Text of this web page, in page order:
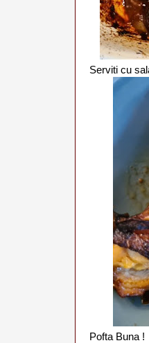
Serviti cu
Pofta Buna !